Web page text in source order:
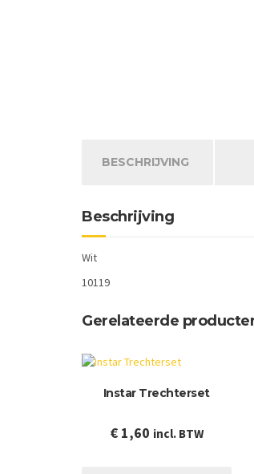
BESCHRIJVING
Beschrijving
Wit
10119
Gerelateerde
Instar Trechterset
€1,60 incl. BTW